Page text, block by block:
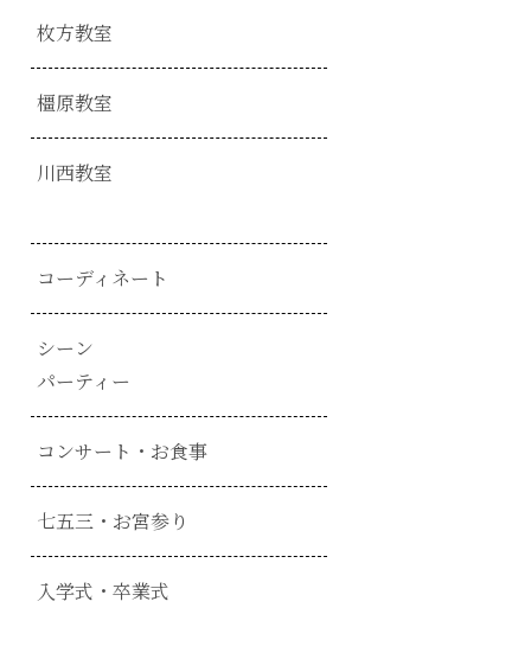
枚方教室
橿原教室
川西教室
コーディネート
シーン
パーティー
コンサート・お食事
七五三・お宮参り
入学式・卒業式